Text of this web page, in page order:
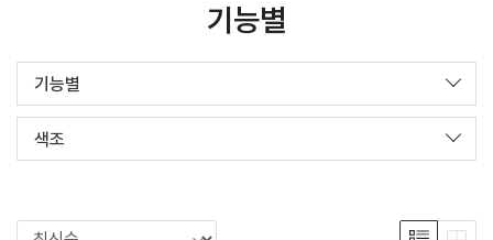
기능별
기능별
색조